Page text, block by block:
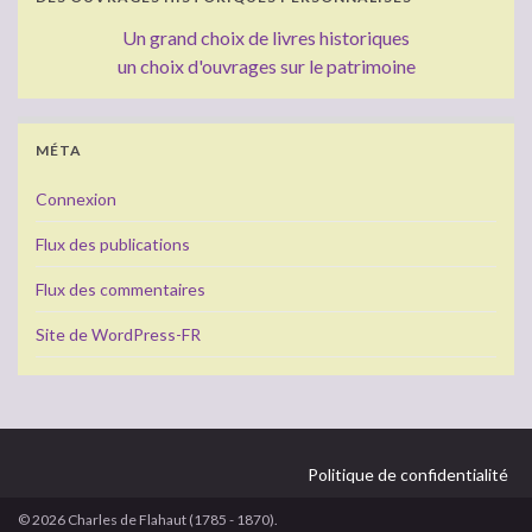
Un grand choix de livres historiques
un choix d'ouvrages sur le patrimoine
MÉTA
Connexion
Flux des publications
Flux des commentaires
Site de WordPress-FR
Politique de confidentialité
© 2026 Charles de Flahaut (1785 - 1870).